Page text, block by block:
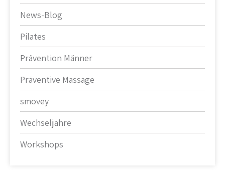
News-Blog
Pilates
Prävention Männer
Präventive Massage
smovey
Wechseljahre
Workshops